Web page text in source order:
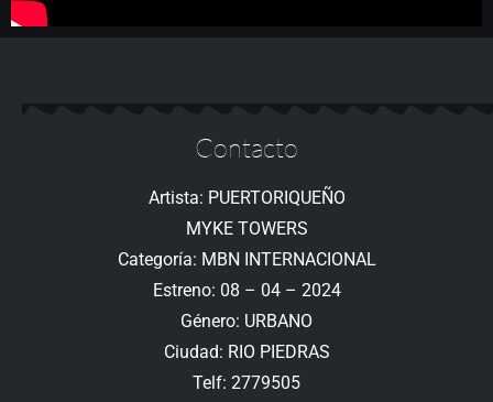
Contacto
Artista: PUERTORIQUEÑO
MYKE TOWERS
Categoría: MBN INTERNACIONAL
Estreno: 08 – 04 – 2024
Género: URBANO
Ciudad: RIO PIEDRAS
Telf: 2779505